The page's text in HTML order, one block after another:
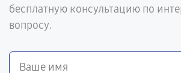
бесплатную консультацию по
вопросу.